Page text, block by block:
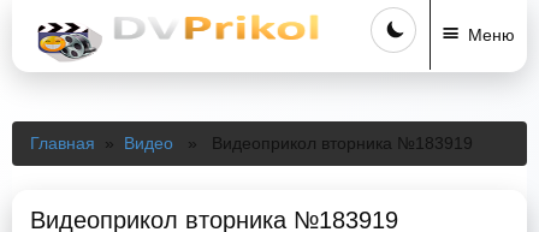
Меню
Главная » Видео » Видеоприкол вторника №183919
Видеоприкол вторника №183919